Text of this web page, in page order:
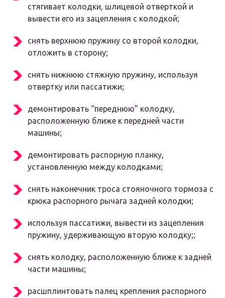
стягивает колодки, шлицевой отверткой и
вывести его из зацепления с колодкой;
снять верхнюю пружину со второй колодки,
отложить в сторону;
снять нижнюю стяжную пружину, используя
отвертку или пассатижи;
демонтировать “переднюю” колодку,
расположенную ближе к передней части
машины;
демонтировать распорную планку,
установленную между колодками;
снять наконечник троса стояночного тормоза с
крюка распорного рычага задней колодки;
используя пассатижи, вывести из зацепления
пружину, удерживающую вторую колодку;;
снять колодку, расположенную ближе к задней
части машины;
расшплинтовать палец крепления распорного